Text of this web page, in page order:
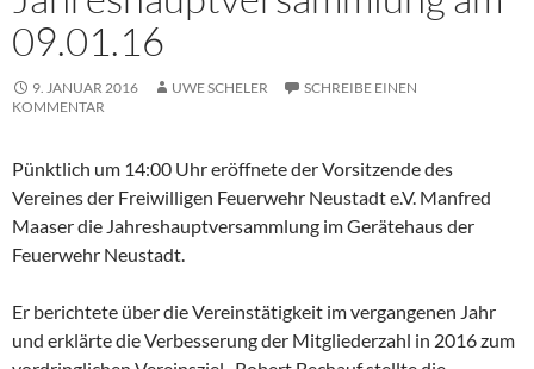
09.01.16
9. JANUAR 2016 UWE SCHELER
SCHREIBE EINEN
KOMMENTAR
Pünktlich um 14:00 Uhr eröffnete der Vorsitzende des
Vereines der Freiwilligen Feuerwehr Neustadt e.V. Manfred
Maaser die Jahreshauptversammlung im Gerätehaus der
Feuerwehr Neustadt.
Er berichtete über die Vereinstätigkeit im vergangenen Jahr
und erklärte die Verbesserung der Mitgliederzahl in 2016 zum